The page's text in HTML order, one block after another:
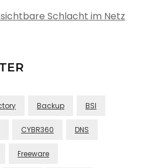
Schlacht im Netz
Backup BSI
CYBR360 DNS
Freeware